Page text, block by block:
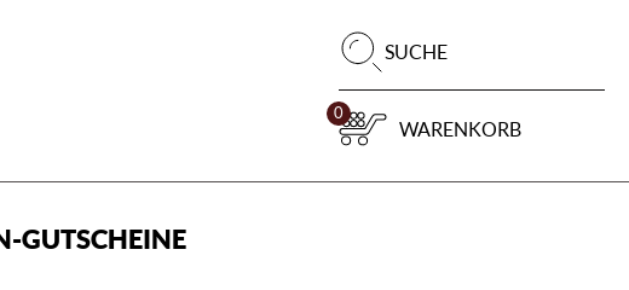
SUCHE
0
WARENKORB
GUTSCHEINE